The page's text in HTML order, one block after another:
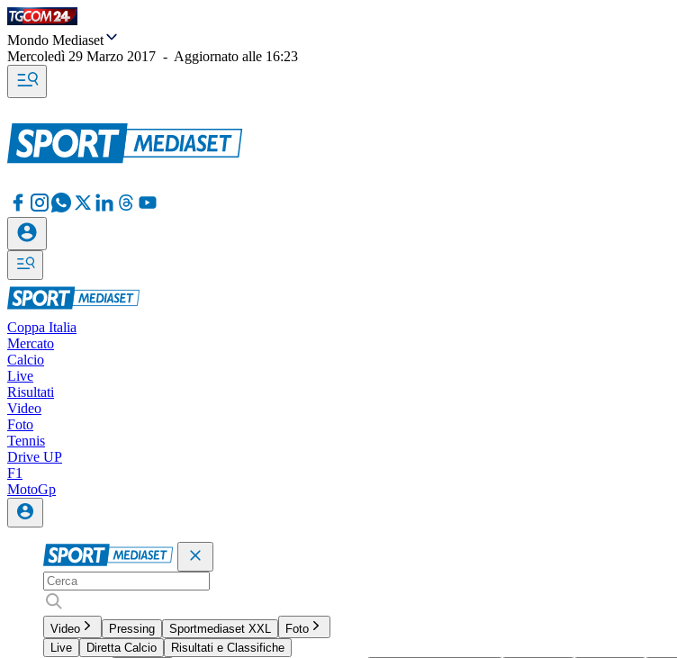
Mondo Mediaset
Mercoledì 29 Marzo 2017 - Aggiornato alle 16:23
Coppa Italia
Mercato
Calcio
Live
Risultati
Video
Foto
Tennis
Drive UP
F1
MotoGp
Video Pressing Sportmediaset XXL
Foto
Live
Diretta Calcio
Risultati e Classifiche